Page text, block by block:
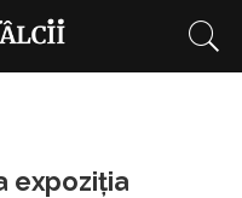
expoziția